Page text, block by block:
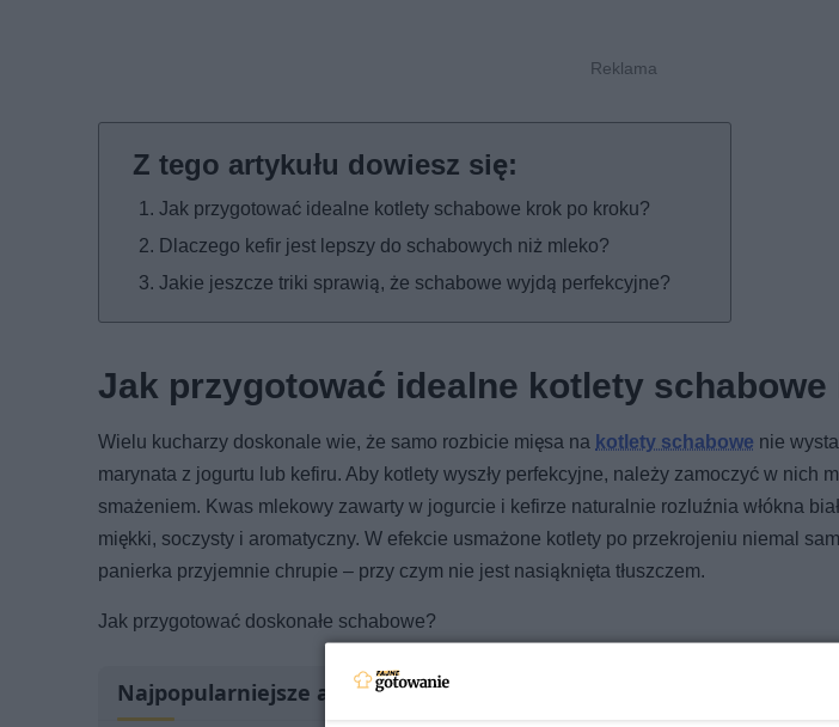
Jak przygotować idealne kotlety schabowe krok po kroku?
Dlaczego kefir jest lepszy do schabowych niż mleko?
Jakie jeszcze triki sprawią, że schabowe wyjdą perfekcyjne?
Jak przygotować idealne kotlety
Wielu kucharzy doskonale wie, że samo rozbicie mięsa na kotlety schabowe nie
marynata z jogurtu lub kefiru. Aby kotlety wyszły perfekcyjne, należy zamoczyć w nich
smażeniem. Kwas mlekowy zawarty w jogurcie i kefirze naturalnie rozluźnia włókna
miękki, soczysty i aromatyczny. W efekcie usmażone kotlety po przekrojeniu niemal
panierka przyjemnie chrupie – przy czym nie jest nasiąknięta tłuszczem.
Jak przygotować doskonałe schabowe?
Najpopularniejsze artykuły